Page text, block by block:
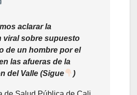
aclarar la
viral sobre supuesto
de un hombre por el
las afueras de la
del Valle (Sigue
)